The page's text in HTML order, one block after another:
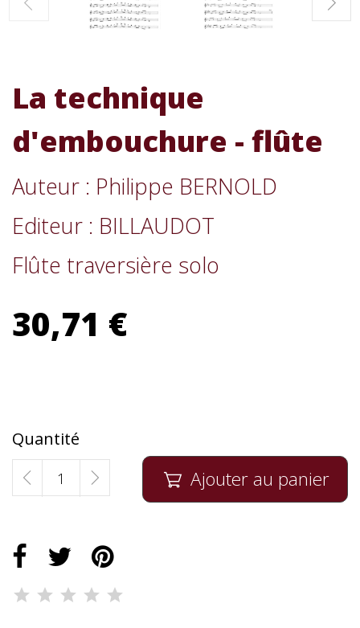
La technique
d'embouchure - flûte
Auteur : Philippe BERNOLD
Editeur : BILLAUDOT
Flûte traversière solo
30,71 €
Quantité
 Ajouter au panier